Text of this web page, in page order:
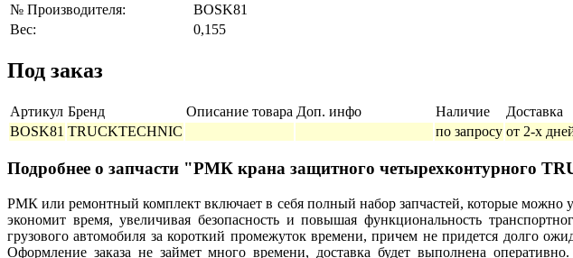
№ Производителя:
BOSK81
Вес:
0,155
Под заказ
Артикул Бренд Описание товара Доп. инфо Наличие Доставка
BOSK81 TRUCKTECHNIC по запросу от 2-х
Подробнее о запчасти "РМК крана защитного четырехконтурного
РМК или ремонтный комплект включает в себя полный набор запчастей, которые можно
экономит время, увеличивая безопасность и повышая функциональность
грузового автомобиля за короткий промежуток времени, причем не придется долго
Оформление заказа не займет много времени, доставка будет выполнена